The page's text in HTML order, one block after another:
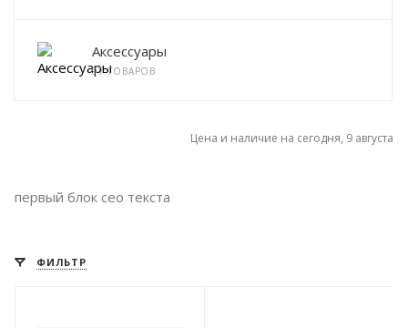
Аксессуары
97 ТОВАРОВ
Цена и наличие на сегодня, 9 августа
первый блок сео текста
ФИЛЬТР